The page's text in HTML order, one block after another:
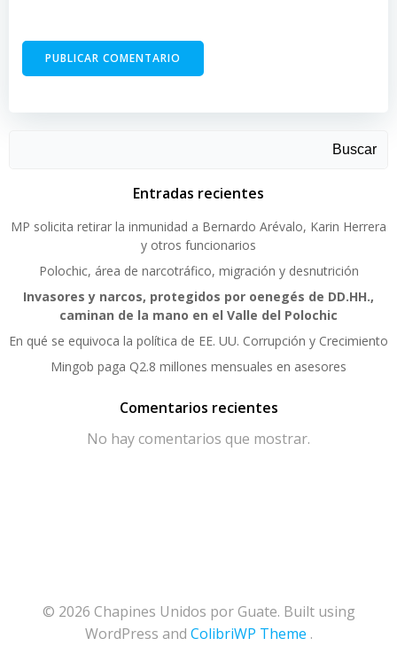
Buscar
Entradas recientes
MP solicita retirar la inmunidad a Bernardo Arévalo, Karin Herrera
y otros funcionarios
Polochic, área de narcotráfico, migración y desnutrición
Invasores y narcos, protegidos por oenegés de DD.HH.,
caminan de la mano en el Valle del Polochic
En qué se equivoca la política de EE. UU. Corrupción y Crecimiento
Mingob paga Q2.8 millones mensuales en asesores
Comentarios recientes
No hay comentarios que mostrar.
© 2026 Chapines Unidos por Guate. Built using
WordPress and ColibriWP Theme .